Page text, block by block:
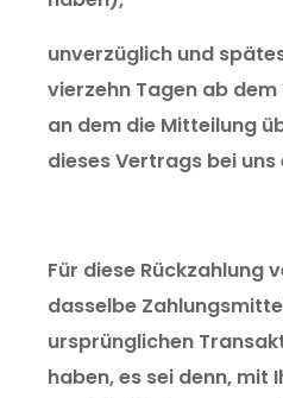
unverzüglich und
vierzehn Tagen ab
an dem die Mitteilung
dieses Vertrags bei
Für diese Rückzahlung
dasselbe
ursprünglichen
haben, es sei denn, mit